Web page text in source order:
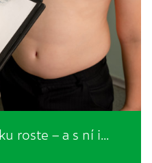
roste – a s ní i…